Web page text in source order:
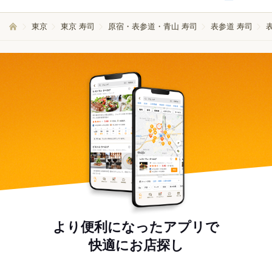
東京 東京 寿司 原宿・表参道・青山 寿司 表参道 寿司
より便利になったアプリで
快適にお店探し